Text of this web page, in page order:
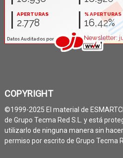
COPYRIGHT
©1999-2025 El material de
de Grupo Tecma Red S.L. y está
utilizarlo de ninguna manera sin
permiso por escrito de Grupo Tecma